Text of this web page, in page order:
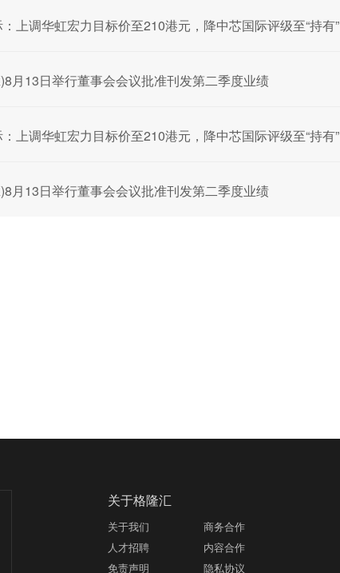
上调华虹宏力目标价至210港元，降中芯国际评级至“持有”
月13日举行董事会会议批准刊发第二季度业绩
上调华虹宏力目标价至210港元，降中芯国际评级至“持有”
月13日举行董事会会议批准刊发第二季度业绩
关于格隆汇
关于我们
商务合作
人才招聘
内容合作
免责声明
隐私协议